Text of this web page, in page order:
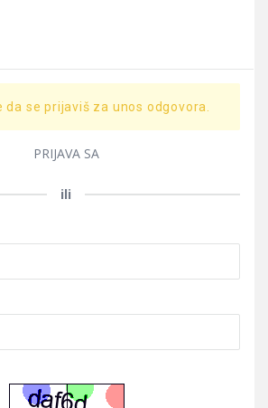
da se prijaviš za unos odgovora.
PRIJAVA SA
ili